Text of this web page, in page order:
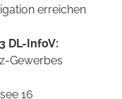
erreichen
DL-InfoV:
Gewerbes
16